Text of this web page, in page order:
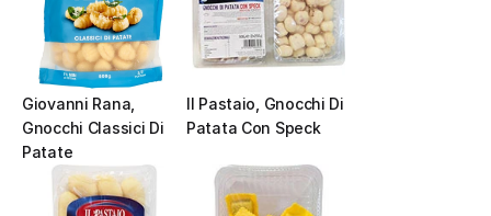
Giovanni Rana,
Gnocchi Classici Di
Patate
Il Pastaio, Gnocchi Di
Patata Con Speck